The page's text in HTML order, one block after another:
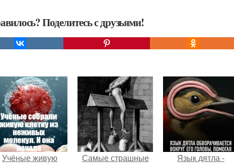
Поделитесь с друзьями!
Учёные живую
Самые страшные
Язык дятла -